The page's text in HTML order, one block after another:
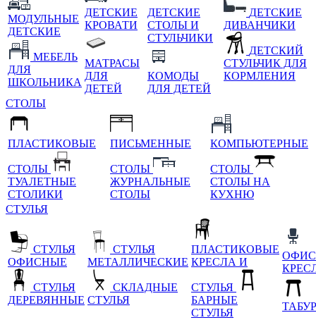
МОДУЛЬНЫЕ
ДЕТСКИЕ
МЕБЕЛЬ
ДЛЯ
ШКОЛЬНИКА
ДЕТСКИЕ
КРОВАТИ
МАТРАСЫ
ДЛЯ
ДЕТЕЙ
ДЕТСКИЕ
СТОЛЫ И
СТУЛЬЧИКИ
КОМОДЫ
ДЛЯ ДЕТЕЙ
ДЕТСКИЕ
ДИВАНЧИКИ
ДЕТСКИЙ
СТУЛЬЧИК ДЛЯ
КОРМЛЕНИЯ
СТОЛЫ
ПЛАСТИКОВЫЕ
СТОЛЫ
ТУАЛЕТНЫЕ
СТОЛИКИ
ПИСЬМЕННЫЕ
СТОЛЫ
ЖУРНАЛЬНЫЕ
СТОЛЫ
КОМПЬЮТЕРНЫЕ
СТОЛЫ
СТОЛЫ НА
КУХНЮ
СТУЛЬЯ
СТУЛЬЯ
ОФИСНЫЕ
СТУЛЬЯ
ДЕРЕВЯННЫЕ
СТУЛЬЯ
МЕТАЛЛИЧЕСКИЕ
СКЛАДНЫЕ
СТУЛЬЯ
ПЛАСТИКОВЫЕ
КРЕСЛА И
СТУЛЬЯ
БАРНЫЕ
СТУЛЬЯ